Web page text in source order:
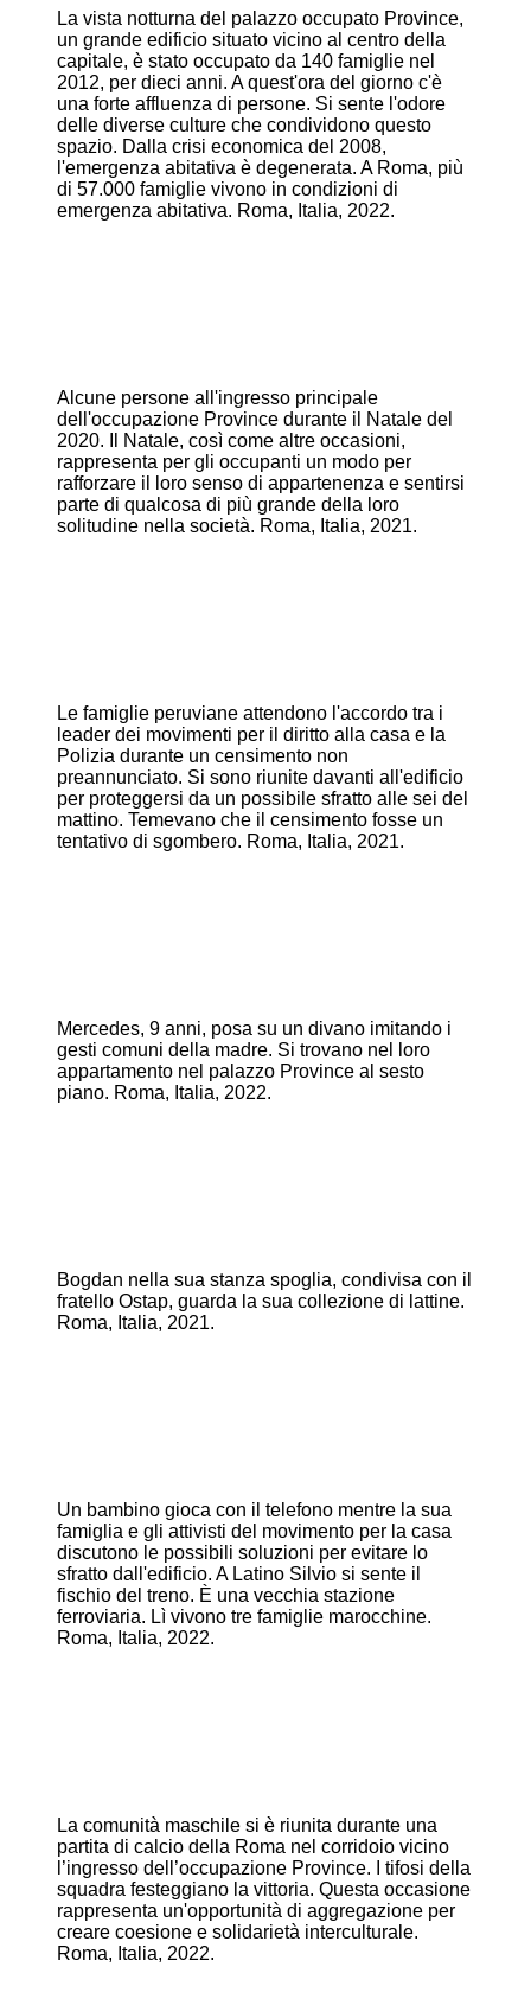
La vista notturna del palazzo occupato Province,
un grande edificio situato vicino al centro della
capitale, è stato occupato da 140 famiglie nel
2012, per dieci anni. A quest'ora del giorno c'è
una forte affluenza di persone. Si sente l'odore
delle diverse culture che condividono questo
spazio. Dalla crisi economica del 2008,
l'emergenza abitativa è degenerata. A Roma, più
di 57.000 famiglie vivono in condizioni di
emergenza abitativa. Roma, Italia, 2022.
Alcune persone all'ingresso principale
dell'occupazione Province durante il Natale del
2020. Il Natale, così come altre occasioni,
rappresenta per gli occupanti un modo per
rafforzare il loro senso di appartenenza e sentirsi
parte di qualcosa di più grande della loro
solitudine nella società. Roma, Italia, 2021.
Le famiglie peruviane attendono l'accordo tra i
leader dei movimenti per il diritto alla casa e la
Polizia durante un censimento non
preannunciato. Si sono riunite davanti all'edificio
per proteggersi da un possibile sfratto alle sei del
mattino. Temevano che il censimento fosse un
tentativo di sgombero. Roma, Italia, 2021.
Mercedes, 9 anni, posa su un divano imitando i
gesti comuni della madre. Si trovano nel loro
appartamento nel palazzo Province al sesto
piano. Roma, Italia, 2022.
Bogdan nella sua stanza spoglia, condivisa con il
fratello Ostap, guarda la sua collezione di lattine.
Roma, Italia, 2021.
Un bambino gioca con il telefono mentre la sua
famiglia e gli attivisti del movimento per la casa
discutono le possibili soluzioni per evitare lo
sfratto dall'edificio. A Latino Silvio si sente il
fischio del treno. È una vecchia stazione
ferroviaria. Lì vivono tre famiglie marocchine.
Roma, Italia, 2022.
La comunità maschile si è riunita durante una
partita di calcio della Roma nel corridoio vicino
l’ingresso dell’occupazione Province. I tifosi della
squadra festeggiano la vittoria. Questa occasione
rappresenta un'opportunità di aggregazione per
creare coesione e solidarietà interculturale.
Roma, Italia, 2022.